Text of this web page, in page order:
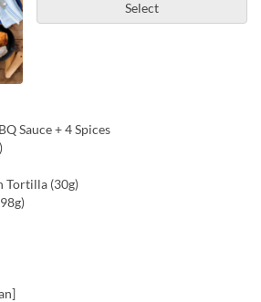
Select
Sauce + 4 Spices
Tortilla (30g)